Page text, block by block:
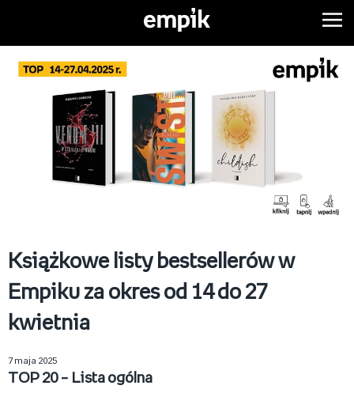
Książkowe listy bestsellerów w
Empiku za okres od 14 do 27
kwietnia
7 maja 2025
TOP 20 – Lista ogólna